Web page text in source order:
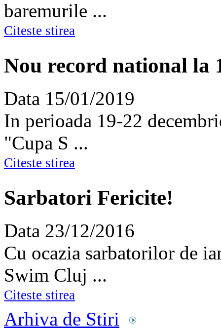
baremurile ...
Citeste stirea
Nou record national la
Data 15/01/2019
In perioada 19-22
"Cupa S ...
Citeste stirea
Sarbatori Fericite!
Data 23/12/2016
Cu ocazia sarbatorilor de
Swim Cluj ...
Citeste stirea
Arhiva de Stiri